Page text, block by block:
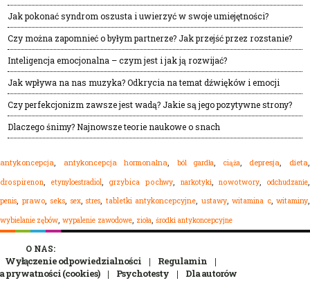
Jak pokonać syndrom oszusta i uwierzyć w swoje umiejętności?
Czy można zapomnieć o byłym partnerze? Jak przejść przez rozstanie?
Inteligencja emocjonalna – czym jest i jak ją rozwijać?
Jak wpływa na nas muzyka? Odkrycia na temat dźwięków i emocji
Czy perfekcjonizm zawsze jest wadą? Jakie są jego pozytywne strony?
Dlaczego śnimy? Najnowsze teorie naukowe o snach
antykoncepcja antykoncepcja hormonalna ból gardła ciąża depresja ,dieta
drospirenon etynyloestradiol grzybica pochwy narkotyki ,nowotwory ,odchudzanie
penis prawo, seks sex, stres tabletki antykoncepcyjne ustawy, witamina c, witaminy
wybielanie zębów wypalenie zawodowe zioła środki antykoncepcyjne
O NAS:
Wyłączenie odpowiedzialności
Regulamin
prywatności (cookies)
Psychotesty Dla autorów